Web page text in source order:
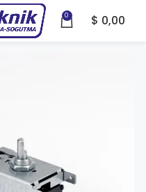
0 $ 0,00